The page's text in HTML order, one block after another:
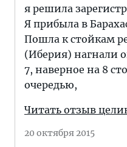
я решила
Я прибыла в
Пошла к стойкам
(Иберия) нагнали
7, наверное на 8
очередью,
Читать отзыв
20 октября 2015